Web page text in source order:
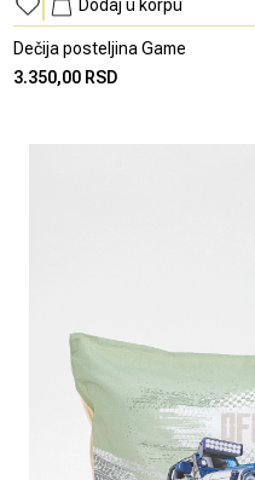
Dodaj u korpu
Dečija posteljina Game
3.350,00 RSD